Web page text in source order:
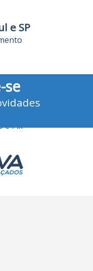
e SP
e Pix
se